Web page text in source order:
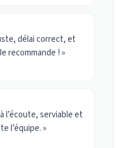
délai correct, et
recommande ! »
l’écoute, serviable et
l’équipe. »